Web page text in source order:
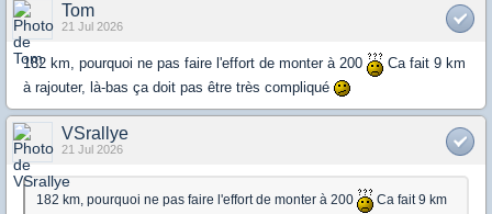
Tom
21 Jul 2026
182 km, pourquoi ne pas faire l'effort de monter à 200
Ca fait 9 km
à rajouter, là-bas ça doit pas être très compliqué
VSrallye
21 Jul 2026
182 km, pourquoi ne pas faire l'effort de monter à 200
Ca fait 9 km